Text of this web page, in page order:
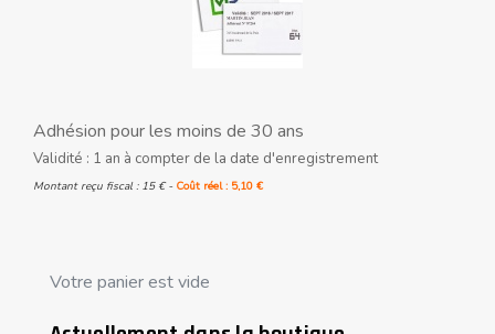
Adhésion pour les moins de 30 ans
Validité : 1 an à compter de la date d'enregistrement
Montant reçu fiscal : 15 € - Coût réel : 5,10 €
Votre panier est vide